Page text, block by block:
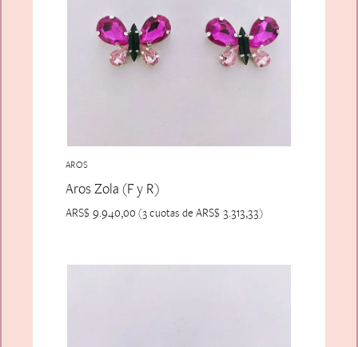
AROS
Aros Zola (F y R)
ARS$9.940,00 (3 cuotas de ARS$3.313,33)